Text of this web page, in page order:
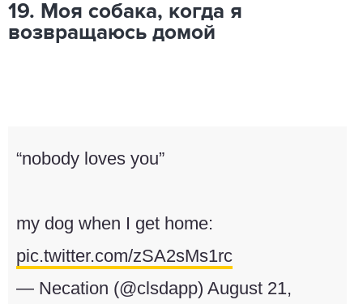
19. Моя собака, когда я
возвращаюсь домой
“nobody loves you”
my dog when I get home:
pic.twitter.com/zSA2sMs1rc
— Necation (@clsdapp) August 21,